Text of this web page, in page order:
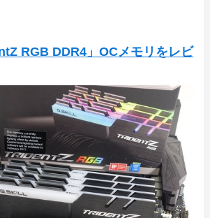
RGB DDR4」OCメモリをレビ